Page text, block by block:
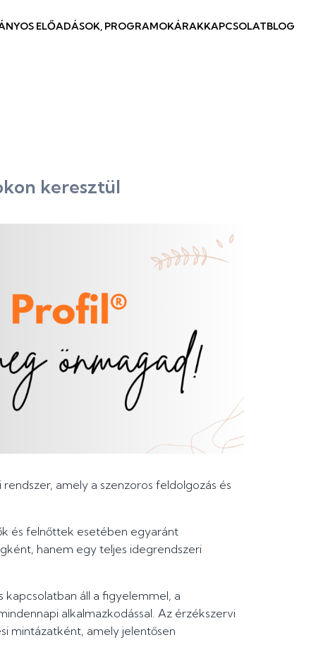
ELŐADÁSOK, PROGRAMOKÁRAKKAPCSOLATBLOG
keresztül
amely a szenzoros feldolgozás és
és felnőttek esetében egyaránt
hanem egy teljes idegrendszeri
áll a figyelemmel, a
alkalmazkodással. Az érzékszervi
mintázatként, amely jelentősen